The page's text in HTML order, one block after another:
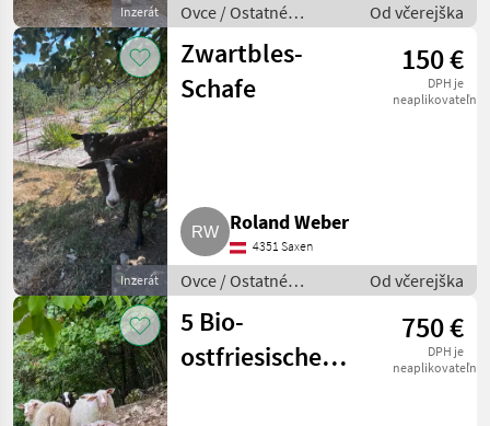
Inzerát
Ovce / Ostatné
plemená oviec
Od včerejška
Inzerát
Zwartbles-
Schafe
150 €
DPH je
neaplikovateľné
Roland Weber
4351 Saxen
Ovce / Ostatné
plemená oviec
Od včerejška
5 Bio-
ostfriesische
750 €
DPH je
neaplikovateľné